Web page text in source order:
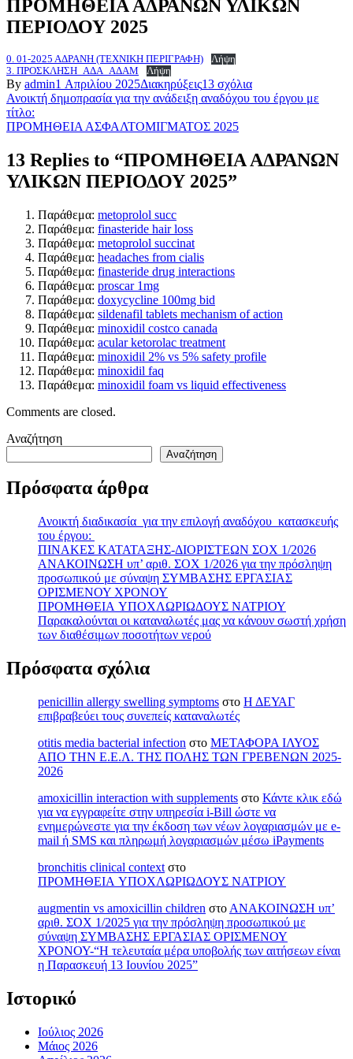
ΠΡΟΜΗΘΕΙΑ ΑΔΡΑΝΩΝ ΥΛΙΚΩΝ
ΠΕΡΙΟΔΟΥ 2025
0. 01-2025 ΑΔΡΑΝΗ (ΤΕΧΝΙΚΗ ΠΕΡΙΓΡΑΦΗ)
Λήψη
3. ΠΡΟΣΚΛΗΣΗ_ΑΔΑ_ΑΔΑΜ
Λήψη
By admin1 Απριλίου 2025Διακηρύξεις13 σχόλιαστο
ΠΡΟΜΗΘΕΙΑ
2025
Πλοήγηση
άρθρων
Ανοικτή δημοπρασία για την ανάδειξη αναδόχου του έργου με
τίτλο:
ΠΡΟΜΗΘΕΙΑ ΑΣΦΑΛΤΟΜΙΓΜΑΤΟΣ 2025
13 Replies to “ΠΡΟΜΗΘΕΙΑ ΑΔΡΑΝΩΝ
ΥΛΙΚΩΝ ΠΕΡΙΟΔΟΥ 2025”
Παράθεμα: metoprolol succ
Παράθεμα: finasteride hair loss
Παράθεμα: metoprolol succinat
Παράθεμα: headaches from cialis
Παράθεμα: finasteride drug interactions
Παράθεμα: proscar 1mg
Παράθεμα: doxycycline 100mg bid
Παράθεμα: sildenafil tablets mechanism of action
Παράθεμα: minoxidil costco canada
Παράθεμα: acular ketorolac treatment
Παράθεμα: minoxidil 2% vs 5% safety profile
Παράθεμα: minoxidil faq
Παράθεμα: minoxidil foam vs liquid effectiveness
Comments are closed.
Αναζήτηση
Αναζήτηση
Πρόσφατα άρθρα
Ανοικτή διαδικασία για την επιλογή αναδόχου κατασκευής
του έργου:
ΠΙΝΑΚΕΣ ΚΑΤΑΤΑΞΗΣ-ΔΙΟΡΙΣΤΕΩΝ ΣΟΧ 1/2026
ΑΝΑΚΟΙΝΩΣΗ υπ’ αριθ. ΣΟΧ 1/2026 για την πρόσληψη
προσωπικού με σύναψη ΣΥΜΒΑΣΗΣ ΕΡΓΑΣΙΑΣ
ΟΡΙΣΜΕΝΟΥ ΧΡΟΝΟΥ
ΠΡΟΜΗΘΕΙΑ ΥΠΟΧΛΩΡΙΩΔΟΥΣ ΝΑΤΡΙΟΥ
Παρακαλούνται οι καταναλωτές μας να κάνουν σωστή χρήση
των διαθέσιμων ποσοτήτων νερού
Πρόσφατα σχόλια
penicillin allergy swelling symptoms στο Η ΔΕΥΑΓ
επιβραβεύει τους συνεπείς καταναλωτές
otitis media bacterial infection στο ΜΕΤΑΦΟΡΑ ΙΛΥΟΣ
ΑΠΟ ΤΗΝ Ε.Ε.Λ. ΤΗΣ ΠΟΛΗΣ ΤΩΝ ΓΡΕΒΕΝΩΝ 2025-
2026
amoxicillin interaction with supplements στο Κάντε κλικ εδώ
για να εγγραφείτε στην υπηρεσία i-Bill ώστε να
ενημερώνεστε για την έκδοση των νέων λογαριασμών με e-
mail ή SMS και πληρωμή λογαριασμών μέσω iPayments
bronchitis clinical context στο
ΠΡΟΜΗΘΕΙΑ ΥΠΟΧΛΩΡΙΩΔΟΥΣ ΝΑΤΡΙΟΥ
augmentin vs amoxicillin children στο ΑΝΑΚΟΙΝΩΣΗ υπ’
αριθ. ΣΟΧ 1/2025 για την πρόσληψη προσωπικού με
σύναψη ΣΥΜΒΑΣΗΣ ΕΡΓΑΣΙΑΣ ΟΡΙΣΜΕΝΟΥ
ΧΡΟΝΟΥ-“Η τελευταία μέρα υποβολής των αιτήσεων είναι
η Παρασκευή 13 Ιουνίου 2025”
Ιστορικό
Ιούλιος 2026
Μάιος 2026